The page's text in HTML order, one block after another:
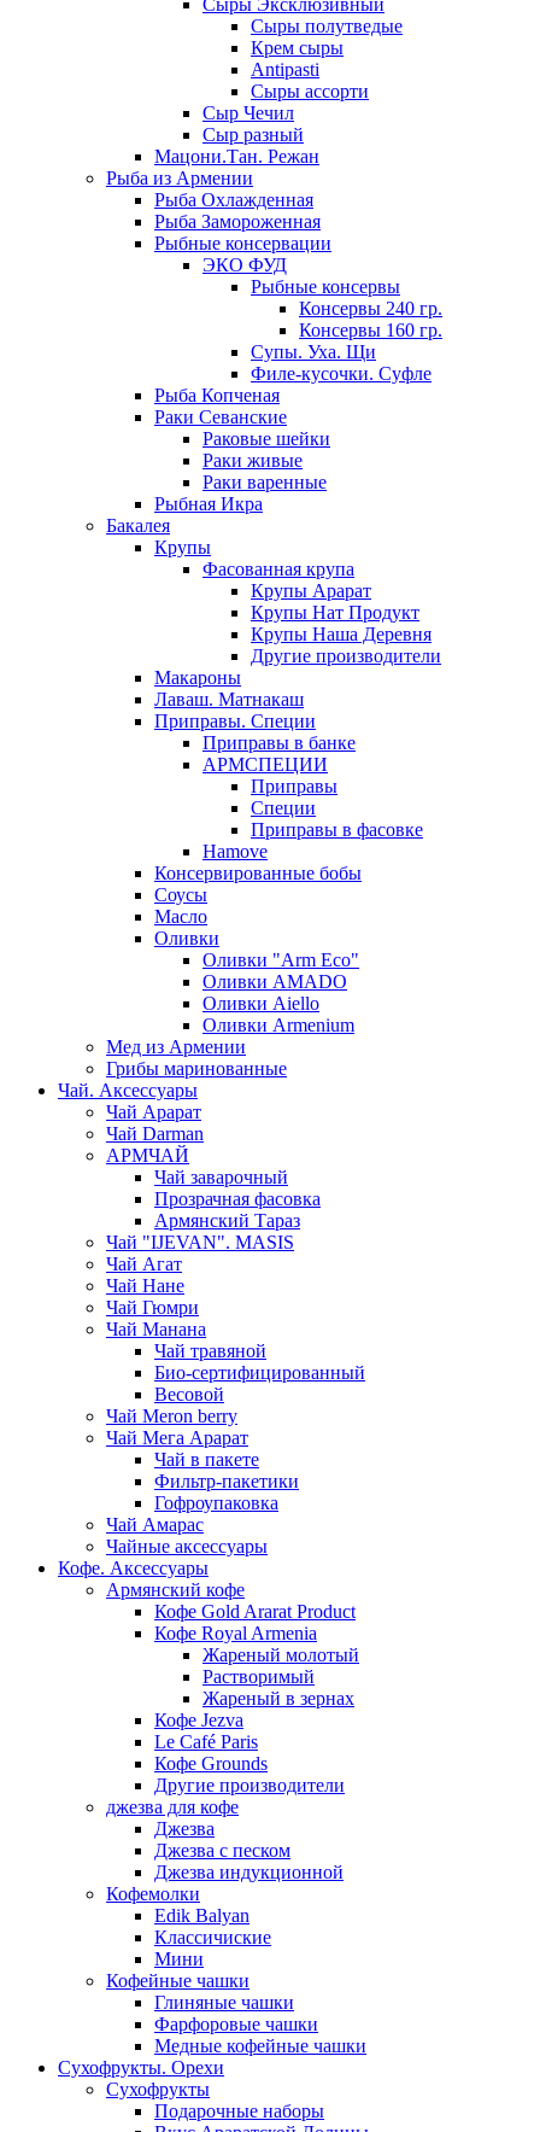
Сыры Эксклюзивный
Сыры полутведые
Крем сыры
Antipasti
Сыры ассорти
Сыр Чечил
Сыр разный
Мацони.Тан. Режан
Рыба из Армении
Рыба Охлажденная
Рыба Замороженная
Рыбные консервации
ЭКО ФУД
Рыбные консервы
Консервы 240 гр.
Консервы 160 гр.
Супы. Уха. Щи
Филе-кусочки. Суфле
Рыба Копченая
Раки Севанские
Раковые шейки
Раки живые
Раки варенные
Рыбная Икра
Бакалея
Крупы
Фасованная крупа
Крупы Арарат
Крупы Нат Продукт
Крупы Наша Деревня
Другие производители
Макароны
Лаваш. Матнакаш
Приправы. Специи
Приправы в банке
АРМСПЕЦИИ
Приправы
Специи
Приправы в фасовке
Hamove
Консервированные бобы
Соусы
Масло
Оливки
Оливки "Arm Eco"
Оливки AMADO
Оливки Aiello
Оливки Armenium
Мед из Армении
Грибы маринованные
Чай. Аксессуары
Чай Арарат
Чай Darman
АРМЧАЙ
Чай заварочный
Прозрачная фасовка
Армянский Тараз
Чай "IJEVAN". MASIS
Чай Агат
Чай Нане
Чай Гюмри
Чай Манана
Чай травяной
Био-сертифицированный
Весовой
Чай Meron berry
Чай Мега Арарат
Чай в пакете
Фильтр-пакетики
Гофроупаковка
Чай Амарас
Чайные аксессуары
Кофе. Аксессуары
Армянский кофе
Кофе Gold Ararat Product
Кофе Royal Armenia
Жареный молотый
Растворимый
Жареный в зернах
Кофе Jezva
Le Café Paris
Кофе Grounds
Другие производители
джезва для кофе
Джезва
Джезва с песком
Джезва индукционной
Кофемолки
Edik Balyan
Классичиские
Мини
Кофейные чашки
Глиняные чашки
Фарфоровые чашки
Медные кофейные чашки
Сухофрукты. Орехи
Сухофрукты
Подарочные наборы